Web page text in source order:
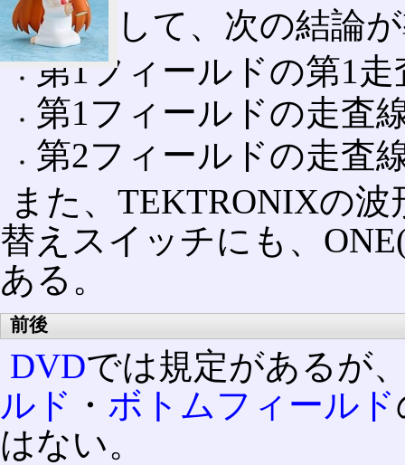
結果として、次の結論
第1フィールドの第1
第1フィールドの走査
第2フィールドの走査
また、TEKTRONIXの
替えスイッチにも、
ある。
前後
DVDでは規定があるが
ルド ・ ボトムフィールド
はない。